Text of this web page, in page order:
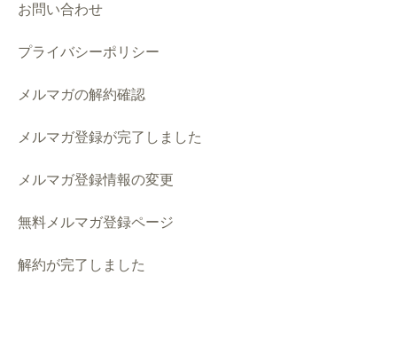
お問い合わせ
プライバシーポリシー
メルマガの解約確認
メルマガ登録が完了しました
メルマガ登録情報の変更
無料メルマガ登録ページ
解約が完了しました